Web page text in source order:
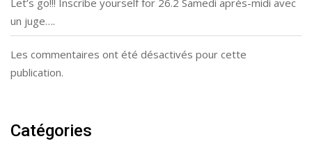
Let’s go!!! Inscribe yourself for 26.2 Samedi après-midi avec
un juge….
Les commentaires ont été désactivés pour cette
publication.
Catégories